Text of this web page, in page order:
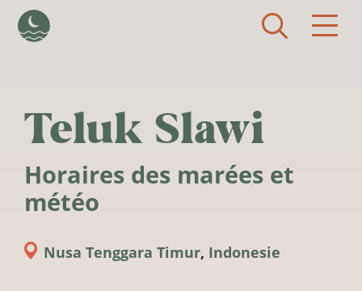
Teluk Slawi
Horaires des marées et
météo
Nusa Tenggara Timur, Indonesie